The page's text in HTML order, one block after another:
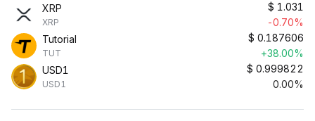
XRP
XRP
$ 1.031
-0.70%
Tutorial
TUT
$ 0.187606
+38.00%
USD1
USD1
$ 0.999822
0.00%